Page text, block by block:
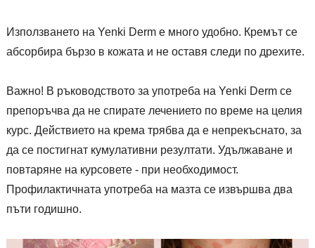
Използването на Yenki Derm е много удобно. Кремът се
абсорбира бързо в кожата и не оставя следи по дрехите.
Важно! В ръководството за употреба на Yenki Derm се
препоръчва да не спирате лечението по време на целия
курс. Действието на крема трябва да е непрекъснато, за
да се постигнат кумулативни резултати. Удължаване и
повтаряне на курсовете - при необходимост.
Профилактичната употреба на мазта се извършва два
пъти годишно.